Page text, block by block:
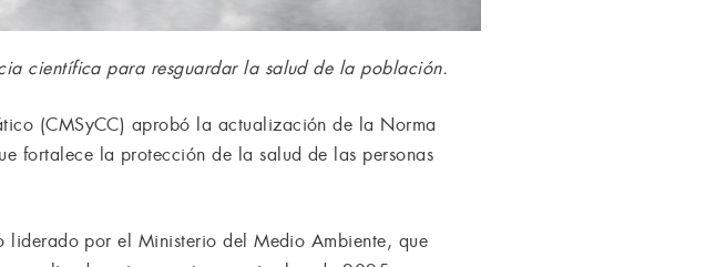
científica para resguardar la salud de la población.
(CMSyCC) aprobó la actualización de la Norma
fortalece la protección de la salud de las personas
liderado por el Ministerio del Medio Ambiente, que